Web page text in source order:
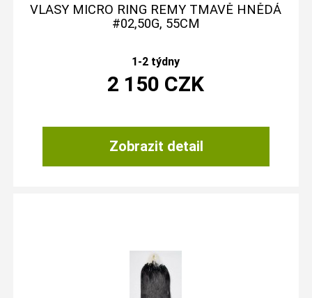
VLASY MICRO RING REMY TMAVĚ HNĚDÁ
#02,50G, 55CM
1-2 týdny
Zobrazit detail
2 150 CZK